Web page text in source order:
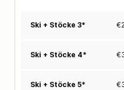
Ski + Stöcke 3* €
Ski + Stöcke 4* €
Ski + Stöcke 5* €